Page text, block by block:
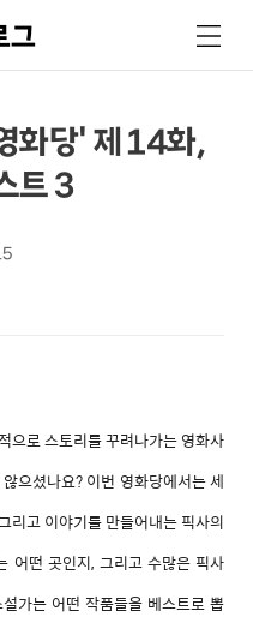
그
색
메
뉴
화당' 제 14화,
트 3
으로 스토리를 꾸려나가는 영화사
으셨나요? 이번 영화당에서는 세
리고 이야기를 만들어내는 픽사의
어떤 곳인지, 그리고 수많은 픽사
가는 어떤 작품들을 베스트로 뽑